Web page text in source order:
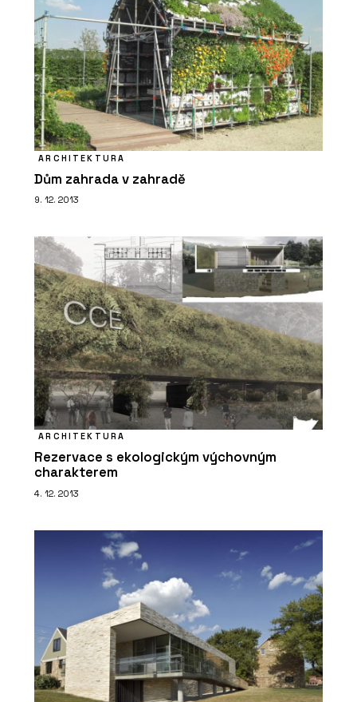
ARCHITEKTURA
Dům zahrada v zahradě
9. 12. 2013
ARCHITEKTURA
Rezervace s ekologickým výchovným
charakterem
4. 12. 2013